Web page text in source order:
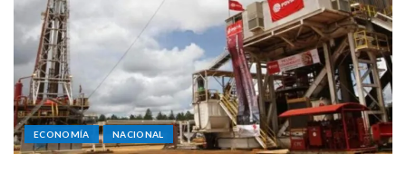
ECONOMÍA NACIONAL